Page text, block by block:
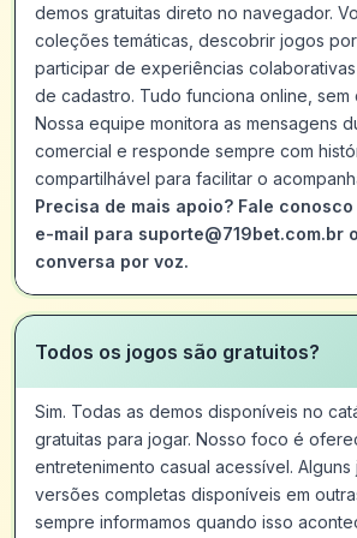
demos gratuitas direto no navegador.
coleções temáticas, descobrir jogos
participar de experiências
de cadastro. Tudo funciona online, sem
Nossa equipe monitora as mensagens
comercial e responde sempre com
compartilhável para facilitar o
Precisa de mais apoio? Fale
e-mail para suporte@719bet.com.br
conversa por voz.
Todos os jogos são gratuitos?
Sim. Todas as demos disponíveis no
gratuitas para jogar. Nosso foco é
entretenimento casual acessível.
versões completas disponíveis em
sempre informamos quando isso